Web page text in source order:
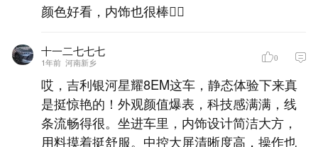
颜色好看，内饰也很棒👍🏻
十一二七七七
1年前 河南新乡 0
哎，吉利银河星耀8EM这车，静态体验下来真
是挺惊艳的！外观颜值爆表，科技感满满，线
条流畅得很。坐进车里，内饰设计简洁大方，
用料摸着挺舒服。中控大屏清晰度高，操作也